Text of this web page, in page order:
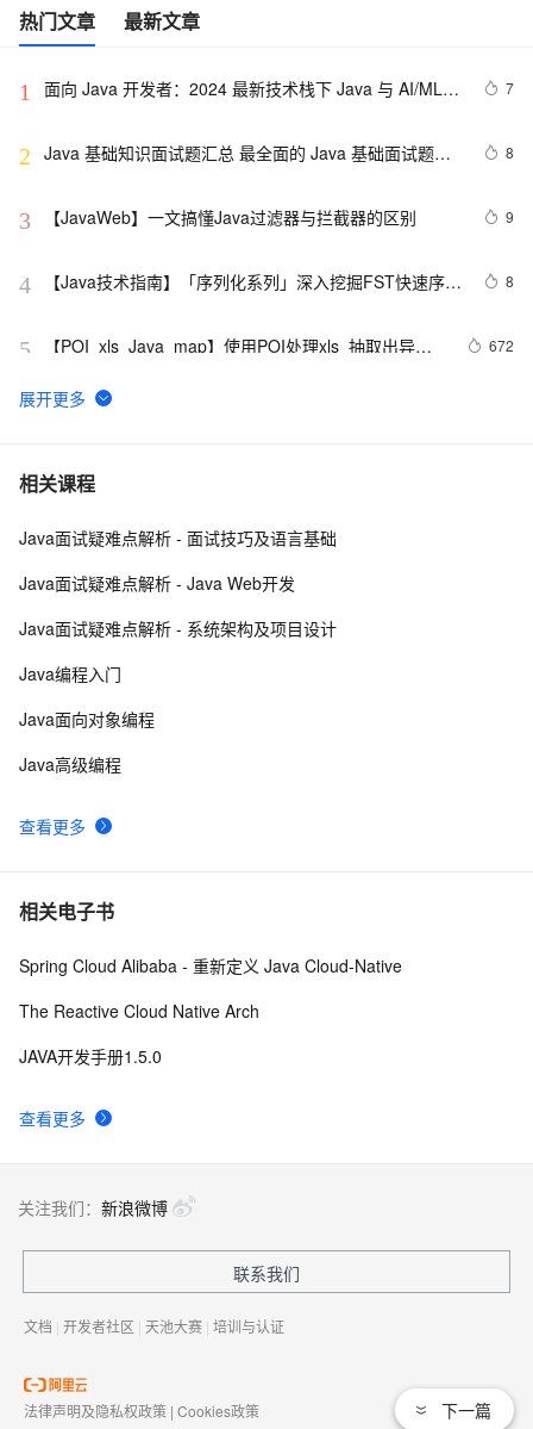
热门文章 最新文章
1
面向 Java 开发者：2024 最新技术栈下 Java 与 AI/ML
7
2 Java 基础知识面试题汇总 最全面的 Java 基础面试题整
8
3 【JavaWeb】一文搞懂Java过滤器与拦截器的区别 9
4
【Java技术指南】「序列化系列」深入挖掘FST快速序列
8
5
【POI  xls  Java  map】使用POI处理xls  抽取出异常
高度
672
6 Java 注解 阐释 hibernate ORM
7 java 中的多线程   内部类实现 数据共享 和 Runnable实
8 Java程序利用main函数中args参数实现参数的传递
破 1 万次！
102. Java中的垃圾收集 - GC参考手册
相关课程
查看更多
Java面试疑难点解析 - 面试技巧及语言基础
Java面试疑难点解析 - Java Web开发
Java面试疑难点解析 - 系统架构及项目设计
Java编程入门
Java面向对象编程
Java高级编程
相关电子书
查看更多
Spring Cloud Alibaba - 重新定义 Java Cloud-Native
The Reactive Cloud Native Arch
JAVA开发手册1.5.0
下一篇
关注我们： 新浪微博
联系我们
文档 | 开发者社区 | 天池大赛 | 培训与认证
法律声明及隐私权政策 | Cookies政策